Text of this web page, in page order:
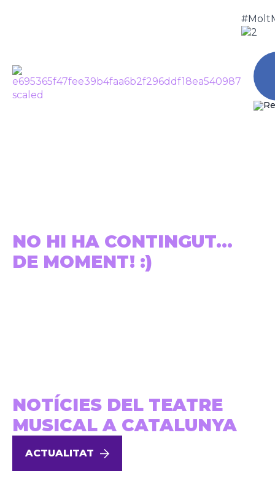
MAGDA SIÓ
Tornar
NO HI HA CONTINGUT...
DE MOMENT! :)
NOTÍCIES DEL TEATRE
MUSICAL A CATALUNYA
ACTUALITAT